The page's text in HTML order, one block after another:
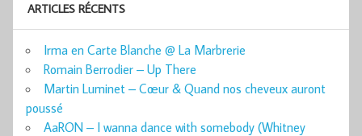
ARTICLES RÉCENTS
Irma en Carte Blanche @ La Marbrerie
Romain Berrodier – Up There
Martin Luminet – Cœur & Quand nos cheveux auront
poussé
AaRON – I wanna dance with somebody (Whitney